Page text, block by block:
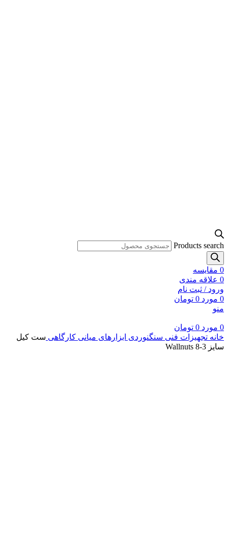
Products search
0 مقايسه
0 علاقه مندی
ورود / ثبت نام
0 مورد 0 تومان
منو
0 مورد 0 تومان
خانه تجهیزات فنی سنگنوردی ابزارهای میانی کارگاهی ست کیل
سایز 3-8 Wallnuts